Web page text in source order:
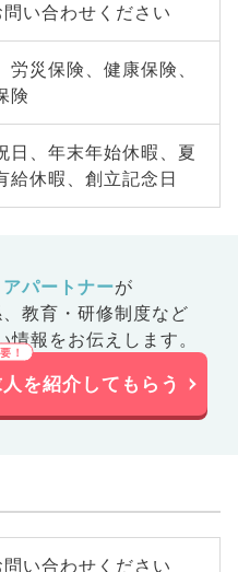
い合わせください
労災保険、健康保険、
険
日、年末年始休暇、夏
給休暇、創立記念日
パートナーが
教育・研修制度など
報をお伝えします。
を紹介してもらう
い合わせください